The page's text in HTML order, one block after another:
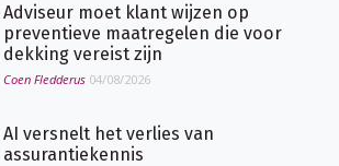
Adviseur moet klant wijzen op
preventieve maatregelen die voor
dekking vereist zijn
Coen Fledderus 04/08/2026
AI versnelt het verlies van
assurantiekennis